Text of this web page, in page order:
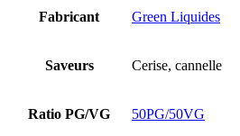
Fabricant Green Liquides
Saveurs Cerise, cannelle
Ratio PG/VG 50PG/50VG